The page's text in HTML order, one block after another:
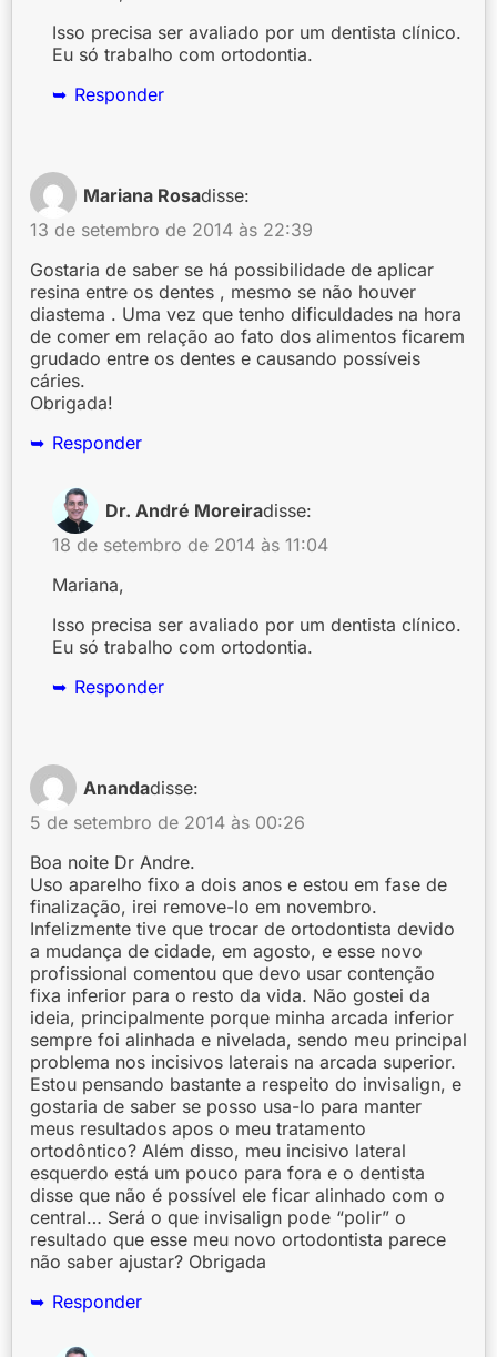
Isso precisa ser avaliado por um dentista clínico.
Eu só trabalho com ortodontia.
Responder
Mariana Rosadisse:
13 de setembro de 2014 às 22:39
Gostaria de saber se há possibilidade de aplicar
resina entre os dentes , mesmo se não houver
diastema . Uma vez que tenho dificuldades na hora
de comer em relação ao fato dos alimentos ficarem
grudado entre os dentes e causando possíveis
cáries.
Obrigada!
Responder
Dr. André Moreiradisse:
18 de setembro de 2014 às 11:04
Mariana,
Isso precisa ser avaliado por um dentista clínico.
Eu só trabalho com ortodontia.
Responder
Anandadisse:
5 de setembro de 2014 às 00:26
Boa noite Dr Andre.
Uso aparelho fixo a dois anos e estou em fase de
finalização, irei remove-lo em novembro.
Infelizmente tive que trocar de ortodontista devido
a mudança de cidade, em agosto, e esse novo
profissional comentou que devo usar contenção
fixa inferior para o resto da vida. Não gostei da
ideia, principalmente porque minha arcada inferior
sempre foi alinhada e nivelada, sendo meu principal
problema nos incisivos laterais na arcada superior.
Estou pensando bastante a respeito do invisalign, e
gostaria de saber se posso usa-lo para manter
meus resultados apos o meu tratamento
ortodôntico? Além disso, meu incisivo lateral
esquerdo está um pouco para fora e o dentista
disse que não é possível ele ficar alinhado com o
central… Será o que invisalign pode “polir” o
resultado que esse meu novo ortodontista parece
não saber ajustar? Obrigada
Responder